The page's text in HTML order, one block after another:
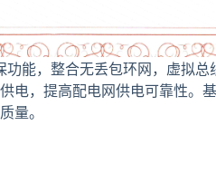
，整合无丢包环网，虚拟总
电，提高配电网供电可靠性
量。